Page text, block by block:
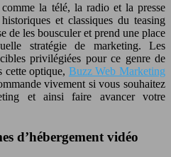
la télé, la radio et la presse
et classiques du teasing
de les bousculer et prend une place
stratégie de marketing. Les
privilégiées pour ce genre de
cette optique, Buzz Web Marketing
vivement si vous souhaitez
et ainsi faire avancer votre
d’hébergement vidéo